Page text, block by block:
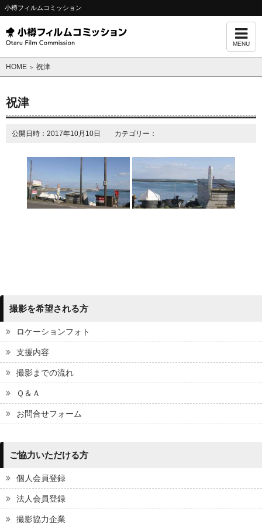
小樽フィルムコミッション
MENU
HOME ＞ 祝津
祝津
公開日時：2017年10月10日 カテゴリー：
撮影を希望される方
ロケーションフォト
支援内容
撮影までの流れ
Ｑ＆Ａ
お問合せフォーム
ご協力いただける方
個人会員登録
法人会員登録
撮影協力企業